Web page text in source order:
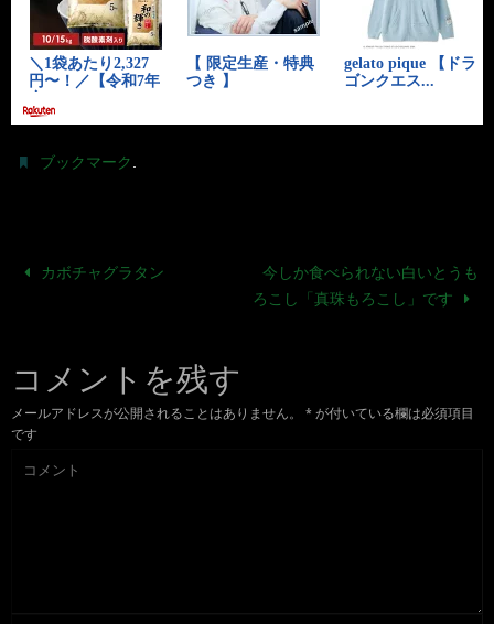
ブックマーク.
カボチャグラタン
今しか食べられない白いとうも
ろこし「真珠もろこし」です
コメントを残す
メールアドレスが公開されることはありません。 * が付いている欄は必須項目
です